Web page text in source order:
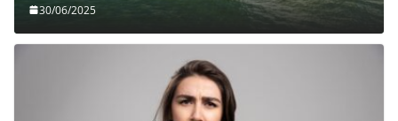
30/06/2025